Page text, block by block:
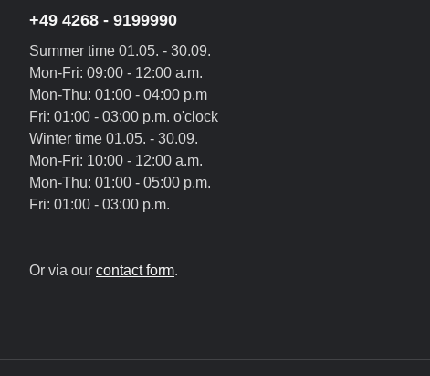
+49 4268 - 9199990
Summer time 01.05. - 30.09.
Mon-Fri: 09:00 - 12:00 a.m.
Mon-Thu: 01:00 - 04:00 p.m
Fri: 01:00 - 03:00 p.m. o'clock
Winter time 01.05. - 30.09.
Mon-Fri: 10:00 - 12:00 a.m.
Mon-Thu: 01:00 - 05:00 p.m.
Fri: 01:00 - 03:00 p.m.
Or via our contact form.